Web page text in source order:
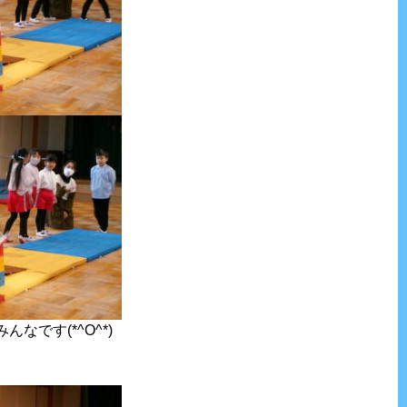
んなです(*^O^*)